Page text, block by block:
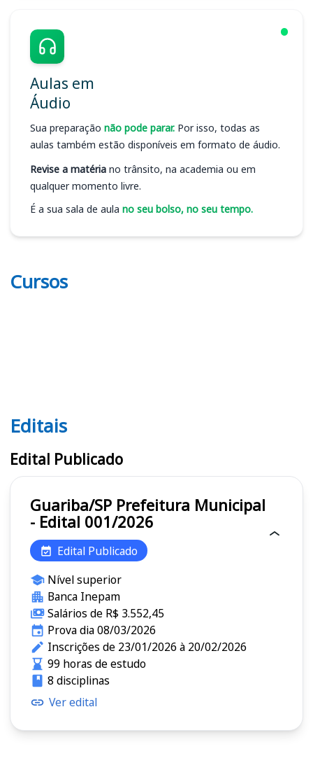
Aulas em
Áudio
Sua preparação não pode parar. Por isso, todas as
aulas também estão disponíveis em formato de áudio.
Revise a matéria no trânsito, na academia ou em
qualquer momento livre.
É a sua sala de aula no seu bolso, no seu tempo.
Cursos
Editais
Editais
Edital Publicado
Guariba/SP Prefeitura Municipal
- Edital 001/2026
Edital Publicado
Nível superior
Banca Inepam
Salários de R$ 3.552,45
Prova dia 08/03/2026
Inscrições de 23/01/2026 à 20/02/2026
99 horas de estudo
8 disciplinas
Ver edital